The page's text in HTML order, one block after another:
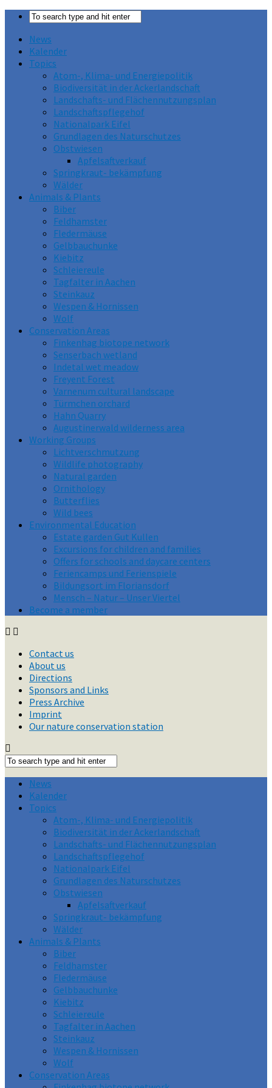
News
Kalender
Topics
Atom-, Klima- und Energiepolitik
Biodiversität in der Ackerlandschaft
Landschafts- und Flächennutzungsplan
Landschaftspflegehof
Nationalpark Eifel
Grundlagen des Naturschutzes
Obstwiesen
Apfelsaftverkauf
Springkraut- bekämpfung
Wälder
Animals & Plants
Biber
Feldhamster
Fledermäuse
Gelbbauchunke
Kiebitz
Schleiereule
Tagfalter in Aachen
Steinkauz
Wespen & Hornissen
Wolf
Conservation Areas
Finkenhag biotope network
Senserbach wetland
Indetal wet meadow
Freyent Forest
Varnenum cultural landscape
Türmchen orchard
Hahn Quarry
Augustinerwald wilderness area
Working Groups
Lichtverschmutzung
Wildlife photography
Natural garden
Ornithology
Butterflies
Wild bees
Environmental Education
Estate garden Gut Kullen
Excursions for children and families
Offers for schools and daycare centers
Feriencamps und Ferienspiele
Bildungsort im Floriansdorf
Mensch – Natur – Unser Viertel
Become a member
Contact us
About us
Directions
Sponsors and Links
Press Archive
Imprint
Our nature conservation station
News
Kalender
Topics
Atom-, Klima- und Energiepolitik
Biodiversität in der Ackerlandschaft
Landschafts- und Flächennutzungsplan
Landschaftspflegehof
Nationalpark Eifel
Grundlagen des Naturschutzes
Obstwiesen
Apfelsaftverkauf
Springkraut- bekämpfung
Wälder
Animals & Plants
Biber
Feldhamster
Fledermäuse
Gelbbauchunke
Kiebitz
Schleiereule
Tagfalter in Aachen
Steinkauz
Wespen & Hornissen
Wolf
Conservation Areas